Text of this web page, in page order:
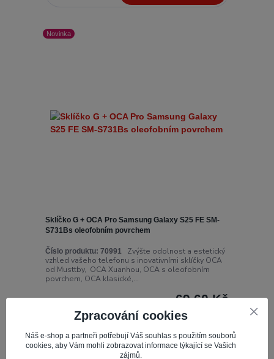
Novinka
Sklíčko G + OCA Pro Samsung Galaxy S25 FE SM-
S731Bs oleofobním povrchem
Číslo produktu: 70991Zvýšte odolnost a estetický
vzhled vašeho telefonu s inovativními sklíčky OCA
od Musttby, OCA Xuanhou, OCA s oleofobním
povrchem, OCA klasické,...
69,60 Kč
57,52 Kč
Přidat do košíku
Zpracování cookies
Náš e-shop a partneři potřebují Váš souhlas s použitím souborů
cookies, aby Vám mohli zobrazovat informace týkající se Vašich
zájmů.